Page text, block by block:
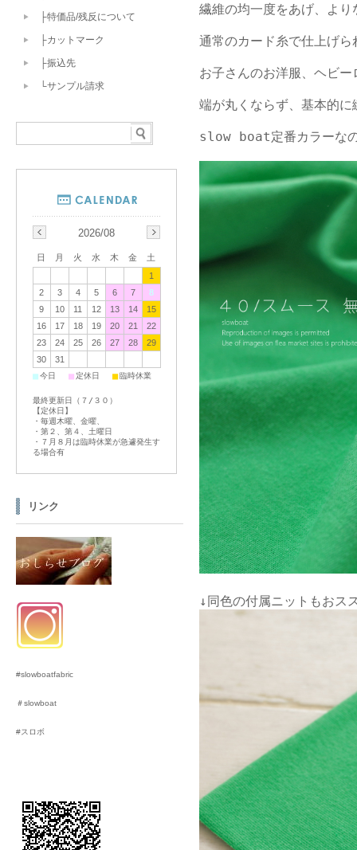
繊維の均一度をあげ、よ
通常のカード糸で仕上げ
お子さんのお洋服、ヘビ
端が丸くならず、基本的
slow boat定番カラーなの
↓同色の付属ニットもおス
├特価品/残反について
├カットマーク
├振込先
└サンプル請求
2026/08
日 月 火 水 木 金
土
1
2
3 4 5 6 7
8
9
10 11 12 13 14
15
16
17 18 19 20 21
22
23
24 25 26 27 28
29
30
31
■今日 ■定休日 ■臨時休業
最終更新日（７/３０）
【定休日】
・毎週木曜、金曜、
・第２、第４、土曜日
・７月８月は臨時休業が急遽発生す
る場合有
リンク
#slowboatfabric
＃slowboat
#スロボ